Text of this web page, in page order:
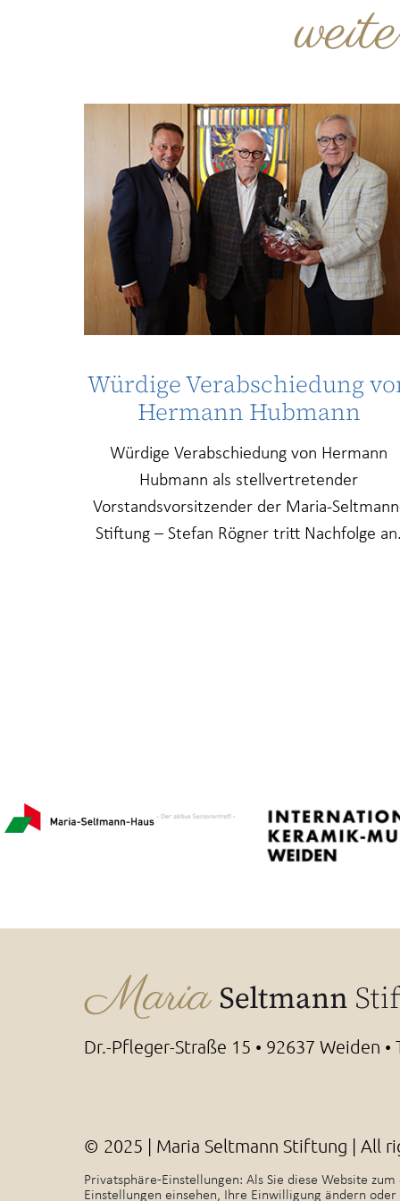
Würdige Verabschiedung
Hermann Hubmann
Würdige Verabschiedung von Hermann
Hubmann als stellvertretender
Vorstandsvorsitzender der Maria-
Stiftung – Stefan Rögner tritt Nachfolge an.
Dr.-Pfleger-Straße 15 • 92637 Weiden •
© 2025 | Maria Seltmann Stiftung | All
Privatsphäre-Einstellungen: Als Sie diese Website
Einstellungen einsehen, Ihre Einwilligung ändern